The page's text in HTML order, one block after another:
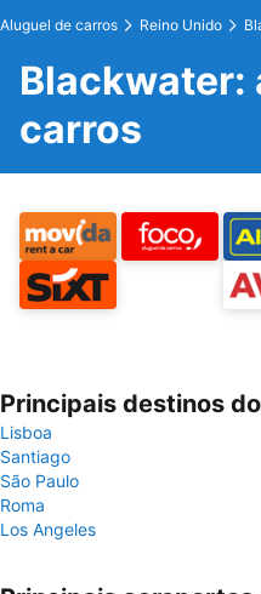
Aluguel de carros Reino Unido
Blackwater:
carros
Principais destinos
Lisboa
Santiago
São Paulo
Roma
Los Angeles